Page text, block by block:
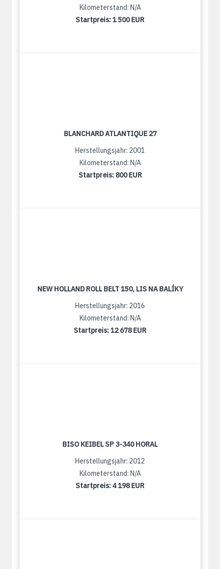
Kilometerstand: N/A
Startpreis:1 500 EUR
BLANCHARD ATLANTIQUE 27
Herstellungsjahr: 2001
Kilometerstand: N/A
Startpreis: 800 EUR
NEW HOLLAND ROLL BELT 150, LIS NA BALÍKY
Herstellungsjahr: 2016
Kilometerstand: N/A
Startpreis:12 678 EUR
BISO KEIBEL SP 3-340 HORAL
Herstellungsjahr: 2012
Kilometerstand: N/A
Startpreis:4 198 EUR